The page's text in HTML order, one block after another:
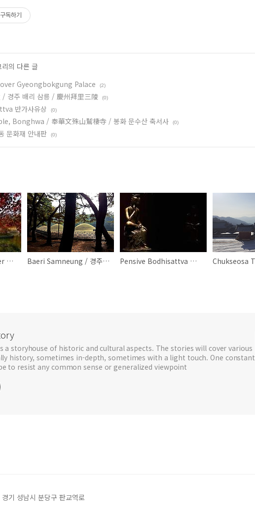
구독하기
의 다른 글
Gyeongbokgung Palace
(2)
경주 배리 삼릉 / 慶州拜里三陵 (0)
반가사유상 (0)
Bonghwa / 奉華文殊山鷲棲寺 / 봉화 문수산 축서사 (0)
문화재 안내판 (0)
Autumn of 2013 over Gyeongbokgung Palace Baeri Samneung / 경주 배리 삼릉 / 慶州拜里三陵 Pensive Bodhisattva 반가사유상
a storyhouse of historic and cultural aspects. The stories will cover various
history, sometimes in-depth, sometimes with a light touch. One constant
to resist any common sense or generalized viewpoint
기 성남시 분당구 판교역로